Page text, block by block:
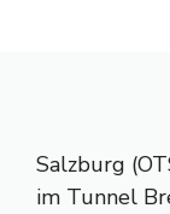
Salzburg
im Tunnel